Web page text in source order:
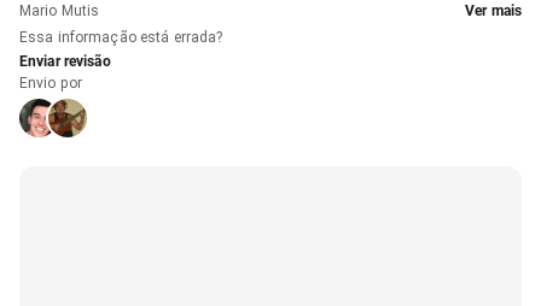
Mario Mutis
Ver mais
Essa informação está errada?
Enviar revisão
Envio por